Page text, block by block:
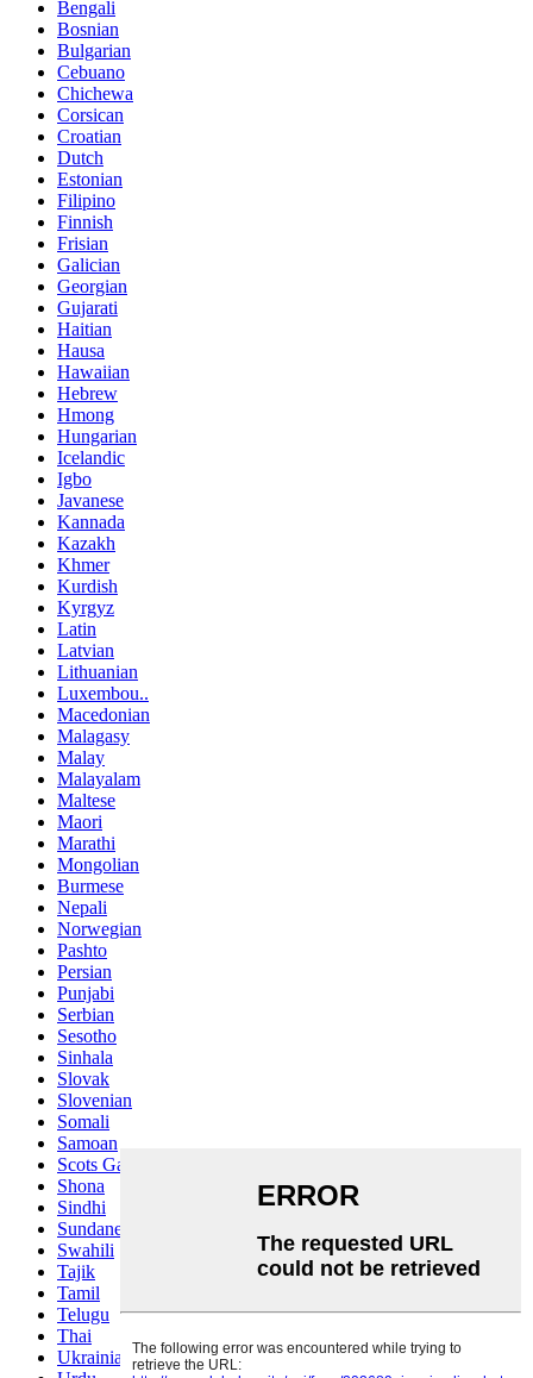
Bengali
Bosnian
Bulgarian
Cebuano
Chichewa
Corsican
Croatian
Dutch
Estonian
Filipino
Finnish
Frisian
Galician
Georgian
Gujarati
Haitian
Hausa
Hawaiian
Hebrew
Hmong
Hungarian
Icelandic
Igbo
Javanese
Kannada
Kazakh
Khmer
Kurdish
Kyrgyz
Latin
Latvian
Lithuanian
Luxembou..
Macedonian
Malagasy
Malay
Malayalam
Maltese
Maori
Marathi
Mongolian
Burmese
Nepali
Norwegian
Pashto
Persian
Punjabi
Serbian
Sesotho
Sinhala
Slovak
Slovenian
Somali
Samoan
Scots Gaelic
Shona
Sindhi
Sundanese
Swahili
Tajik
Tamil
Telugu
Thai
Ukrainian